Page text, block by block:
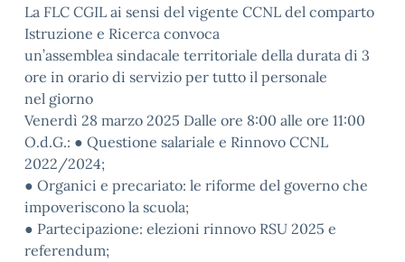
La FLC CGIL ai sensi del vigente CCNL del comparto
Istruzione e Ricerca convoca
un’assemblea sindacale territoriale della durata di 3
ore in orario di servizio per tutto il personale
nel giorno
Venerdì 28 marzo 2025 Dalle ore 8:00 alle ore 11:00
O.d.G.: ● Questione salariale e Rinnovo CCNL
2022/2024;
● Organici e precariato: le riforme del governo che
impoveriscono la scuola;
● Partecipazione: elezioni rinnovo RSU 2025 e
referendum;